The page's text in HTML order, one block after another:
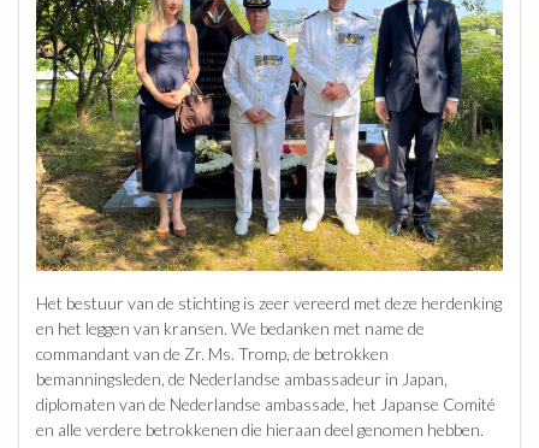
Het bestuur van de stichting is zeer vereerd met deze herdenking
en het leggen van kransen. We bedanken met name de
commandant van de Zr. Ms. Tromp, de betrokken
bemanningsleden, de Nederlandse ambassadeur in Japan,
diplomaten van de Nederlandse ambassade, het Japanse Comité
en alle verdere betrokkenen die hieraan deel genomen hebben.